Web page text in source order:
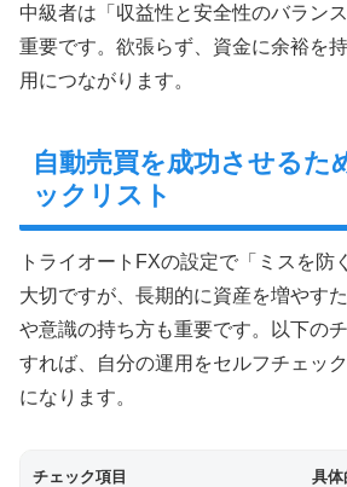
中級者は「収益性と安全性のバラン
重要です。欲張らず、資金に余裕を
用につながります。
自動売買を成功させるた
ックリスト
トライオートFXの設定で「ミスを防
大切ですが、長期的に資産を増やす
や意識の持ち方も重要です。以下の
すれば、自分の運用をセルフチェッ
になります。
チェック項目 具体